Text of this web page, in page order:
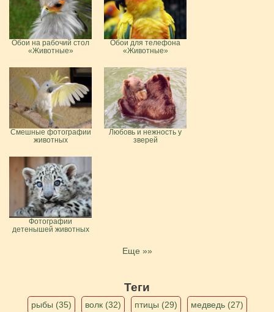
Обои на рабочий стол
«Животные»
Обои для телефона
«Животные»
Смешные фотографии
животных
Любовь и нежность у
зверей
Фотографии
детенышей животных
Еще »»
Теги
рыбы (35) волк (32) птицы (29) медведь (27)